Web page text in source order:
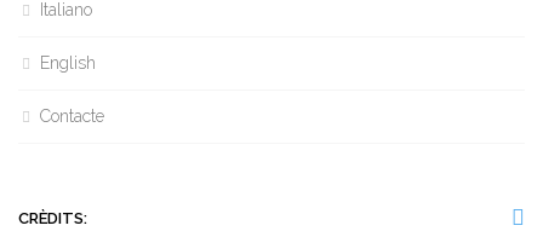
Italiano
English
Contacte
CRÈDITS: